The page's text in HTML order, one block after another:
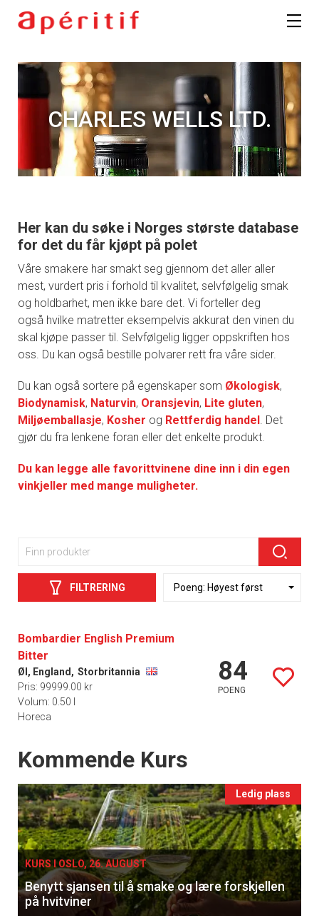
CHARLES WELLS LTD.
Her kan du søke i Norges største database
for det du får kjøpt på polet
Våre smakere har smakt seg gjennom det aller aller
mest, vurdert pris i forhold til kvalitet, selvfølgelig smak
og holdbarhet, men ikke bare det. Vi forteller deg
også hvilke matretter eksempelvis akkurat den vinen du
skal kjøpe passer til. Selvfølgelig ligger oppskriften hos
oss. Du kan også bestille polvarer rett fra våre sider.
Du kan også sortere på egenskaper som Økologisk,
Biodynamisk, Naturvin, Oransjevin, Lite gluten,
Miljøemballasje, Kosher og Rettferdig handel. Det
gjør du fra lenkene foran eller det enkelte produkt.
Du kan legge alle favorittvinene dine inn i din egen
vinkjeller med mange muligheter.
FILTRERING
Bombardier English Premium
Bitter
Øl, England, Storbritannia
Pris: 99999.00 kr
Volum: 0.50 l
Horeca
84
POENG
Events
Kommende Kurs
Ledig plass
KURS I OSLO, 26. AUGUST
Benytt sjansen til å smake og lære forskjellen
på hvitviner